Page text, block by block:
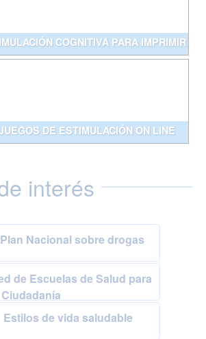
COGNITIVA PARA IMPRIMIR
DE ESTIMULACIÓN ON LINE
interés
Plan Nacional sobre drogas
de Escuelas de Salud para
Estilos de vida saludable